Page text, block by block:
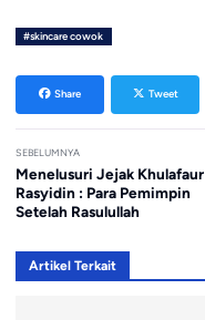
#skincare cowok
Share Tweet
SEBELUMNYA
Menelusuri Jejak Khulafaur
Rasyidin : Para Pemimpin
Setelah Rasulullah
Artikel Terkait